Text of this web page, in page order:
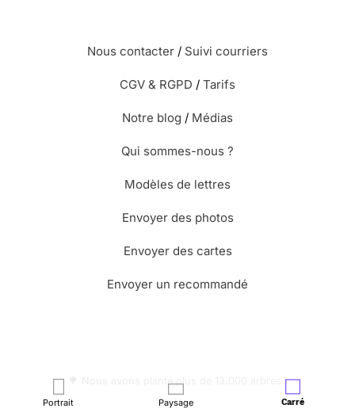
Portrait Paysage Carré
Nous contacter / Suivi courriers
CGV & RGPD / Tarifs
Notre blog / Médias
Qui sommes-nous ?
Modèles de lettres
Envoyer des photos
Envoyer des cartes
Envoyer un recommandé
🌳 Nous avons planté plus de 13.000 arbres !